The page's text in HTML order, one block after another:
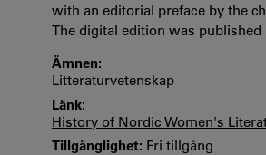
with an editorial preface by the
The digital edition was
Ämnen:
Litteraturvetenskap
Länk:
History of Nordic Women's
Tillgänglighet: Fri tillgång